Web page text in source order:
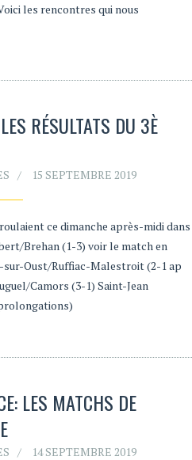
les rencontres qui nous
RÉSULTATS DU 3È
15 SEPTEMBRE 2019
ce dimanche après-midi dans
Brehan (1-3) voir le match en
sur-Oust/Ruffiac-Malestroit (2-1 ap
Camors (3-1) Saint-Jean
LES MATCHS DE
14 SEPTEMBRE 2019